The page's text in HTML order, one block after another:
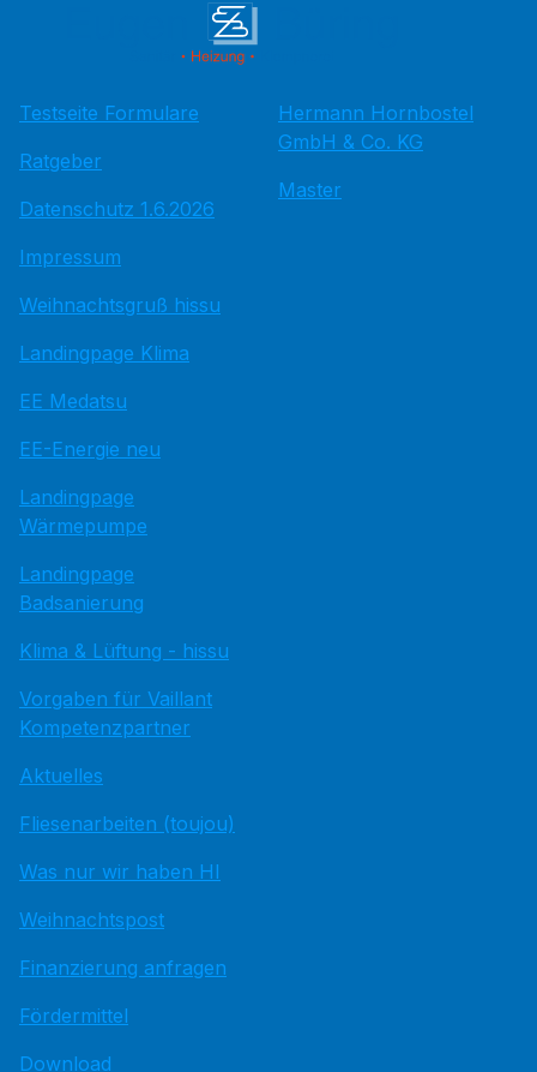
Testseite Formulare
Ratgeber
Datenschutz 1.6.2026
Impressum
Weihnachtsgruß hissu
Landingpage Klima
EE Medatsu
EE-Energie neu
Landingpage
Wärmepumpe
Landingpage
Badsanierung
Klima & Lüftung - hissu
Vorgaben für Vaillant
Kompetenzpartner
Aktuelles
Fliesenarbeiten (toujou)
Was nur wir haben HI
Weihnachtspost
Finanzierung anfragen
Fördermittel
Download
Hermann Hornbostel
GmbH & Co. KG
Master